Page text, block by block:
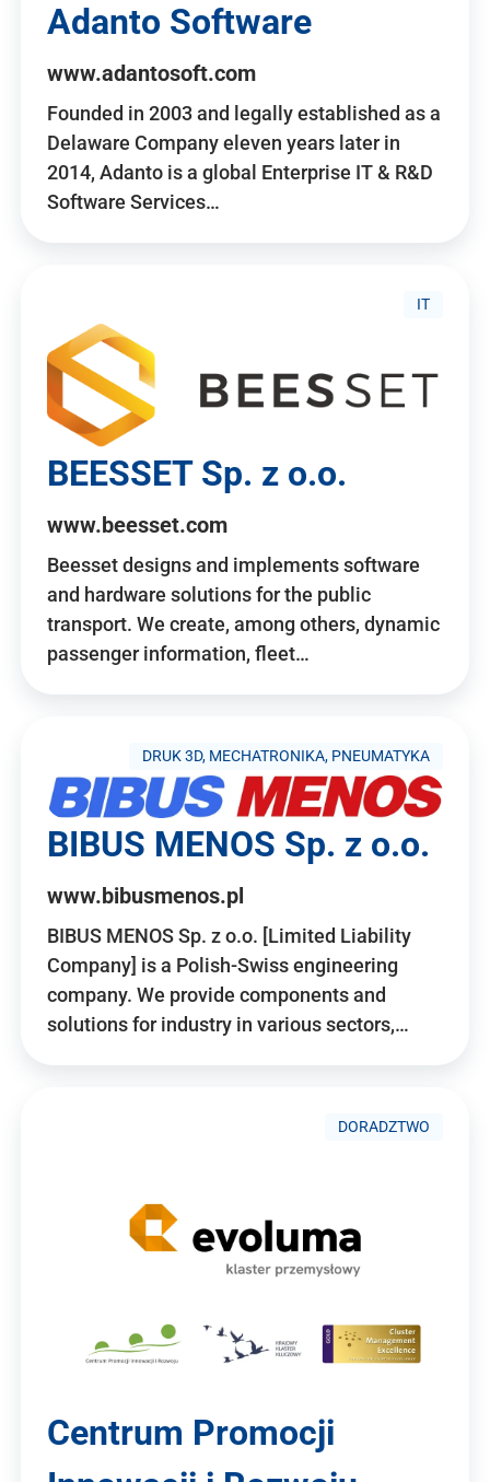
Adanto Software
www.adantosoft.com
Founded in 2003 and legally established as a
Delaware Company eleven years later in
2014, Adanto is a global Enterprise IT & R&D
Software Services…
IT
BEESSET Sp. z o.o.
www.beesset.com
Beesset designs and implements software
and hardware solutions for the public
transport. We create, among others, dynamic
passenger information, fleet…
DRUK 3D, MECHATRONIKA, PNEUMATYKA
BIBUS MENOS Sp. z o.o.
www.bibusmenos.pl
BIBUS MENOS Sp. z o.o. [Limited Liability
Company] is a Polish-Swiss engineering
company. We provide components and
solutions for industry in various sectors,…
DORADZTWO
Centrum Promocji